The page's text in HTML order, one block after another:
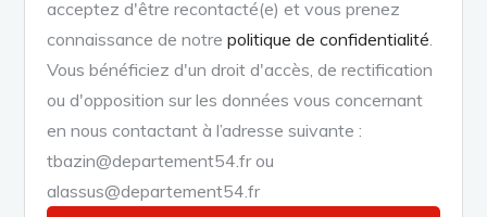
acceptez d'être recontacté(e) et vous prenez
connaissance de notrepolitique de confidentialité
Vous bénéficiez d'un droit d'accès, de rectification
ou d'opposition sur les données vous concernant
en nous contactant à l’adresse suivante :
tbazin@departement54.fr ou
alassus@departement54.fr